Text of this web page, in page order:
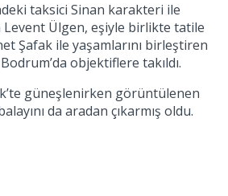
taksici Sinan karakteri ile
Levent Ülgen, eşiyle birlikte tatile
Şafak ile yaşamlarını birleştiren
objektiflere takıldı.
güneşlenirken görüntülenen
da aradan çıkarmış oldu.